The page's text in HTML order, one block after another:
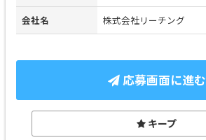
会社名 株式会社リーチング
応募画面に進む
キープ